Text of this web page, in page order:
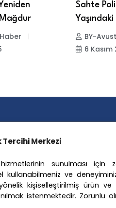
Tercihi Merkezi
sunulması için
kullanabilmeniz ve
kişiselleştirilmiş ürün ve
istenmektedir. Zorunlu
Sahte
Yaşındaki
BY-
6 Kasım
Etiketler
Adalet Sistemi
Avusturya